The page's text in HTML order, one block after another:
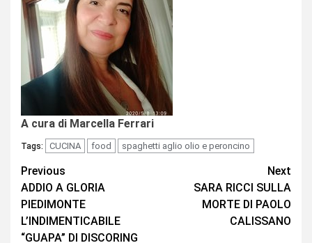
A cura di Marcella Ferrari
Tags: CUCINA food spaghetti aglio olio e peroncino
Continue
Reading
Previous
ADDIO A GLORIA
PIEDIMONTE
L’INDIMENTICABILE
“GUAPA” DI DISCORING
Next
SARA RICCI SULLA
MORTE DI PAOLO
CALISSANO